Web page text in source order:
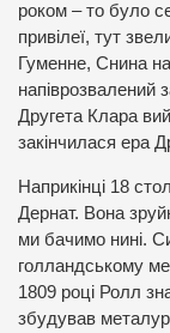
роком – то було
привілеї, тут
Гуменне, Снина
напіврозвалений
Другета Клара
закінчилася ера
Наприкінці 18
Дернат. Вона
ми бачимо нині.
голландському
1809 році Ролл
збудував